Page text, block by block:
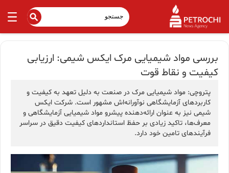
بررسی مواد شیمیایی مرک ایکس شیمی: ارزیابی
کیفیت و نقاط قوت
پتروچی: مواد شیمیایی مرک در صنعت به دلیل تعهد به کیفیت و
کاربردهای آزمایشگاهی نوآورانه‌اش مشهور است. شرکت ایکس
شیمی نیز به عنوان ارائه‌دهنده پیشرو مواد شیمیایی آزمایشگاهی و
معرف‌ها، تاکید زیادی بر حفظ استانداردهای کیفیت دقیق در سراسر
فرآیندهای تامین خود دارد.